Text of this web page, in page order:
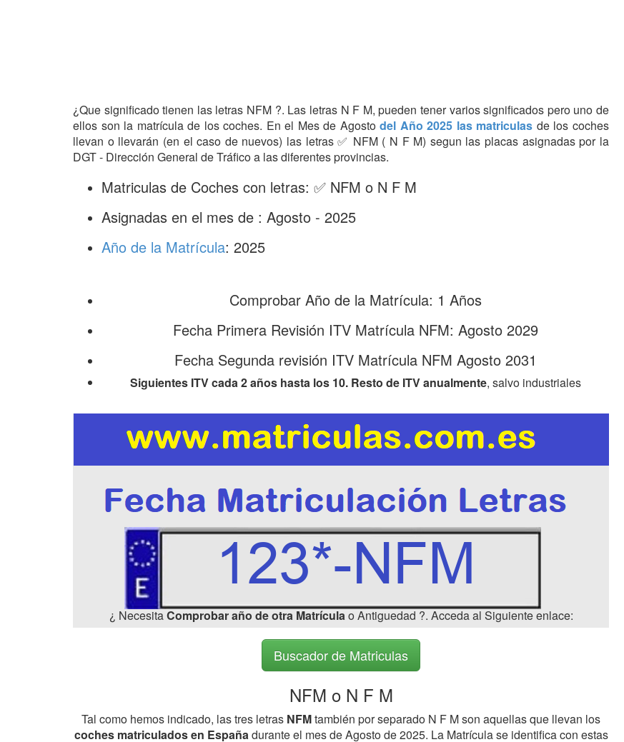
¿Que significado tienen las letras NFM ?. Las letras N F M, pueden tener varios significados pero uno de
ellos son la matrícula de los coches. En el Mes de Agostodel Año 2025 las matriculas de los coches
llevan o llevarán (en el caso de nuevos) las letras ✅ NFM ( N F M) segun las placas asignadas por la
DGT - Dirección General de Tráfico a las diferentes provincias.
Matriculas de Coches con letras: ✅ NFM o N F M
Asignadas en el mes de : Agosto - 2025
Año de la Matrícula: 2025
Comprobar Año de la Matrícula: 1 Años
Fecha Primera Revisión ITV Matrícula NFM: Agosto 2029
Fecha Segunda revisión ITV Matrícula NFM Agosto 2031
Siguientes ITV cada 2 años hasta los 10. Resto de ITV anualmente, salvo industriales
¿ NecesitaComprobar año de otra Matrículao Antiguedad ?. Acceda al Siguiente enlace:
Buscador de Matriculas
NFM o N F M
Tal como hemos indicado, las tres letras NFMtambién por separado N F M son aquellas que llevan los
coches matriculados en Españadurante el mes de Agosto de 2025. La Matrícula se identifica con estas